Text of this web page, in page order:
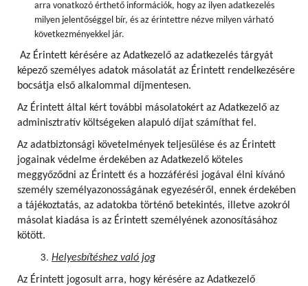
arra vonatkozó érthető információk, hogy az ilyen adatkezelés
milyen jelentőséggel bír, és az érintettre nézve milyen várható
következményekkel jár.
Az Érintett kérésére az Adatkezelő az adatkezelés tárgyát
képező személyes adatok másolatát az Érintett rendelkezésére
bocsátja első alkalommal díjmentesen.
Az Érintett által kért további másolatokért az Adatkezelő az
adminisztratív költségeken alapuló díjat számíthat fel.
Az adatbiztonsági követelmények teljesülése és az Érintett
jogainak védelme érdekében az Adatkezelő köteles
meggyőződni az Érintett és a hozzáférési jogával élni kívánó
személy személyazonosságának egyezéséről, ennek érdekében
a tájékoztatás, az adatokba történő betekintés, illetve azokról
másolat kiadása is az Érintett személyének azonosításához
kötött.
Helyesbítéshez való jog
Az Érintett jogosult arra, hogy kérésére az Adatkezelő